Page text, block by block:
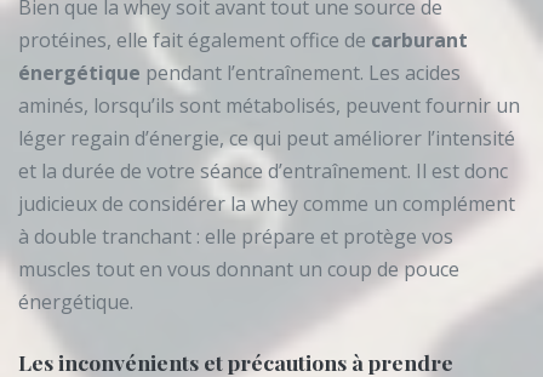
Bien que la whey soit avant tout une source de
protéines, elle fait également office de carburant
énergétique pendant l’entraînement. Les acides
aminés, lorsqu’ils sont métabolisés, peuvent fournir un
léger regain d’énergie, ce qui peut améliorer l’intensité
et la durée de votre séance d’entraînement. Il est donc
judicieux de considérer la whey comme un complément
à double tranchant : elle prépare et protège vos
muscles tout en vous donnant un coup de pouce
énergétique.
Les inconvénients et précautions à prendre